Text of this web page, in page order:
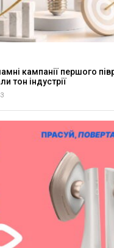
кампанії першого
тон індустрії